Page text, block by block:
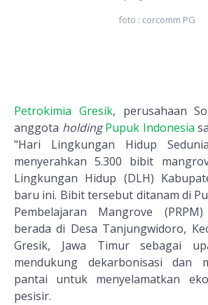
foto : corcomm PG
Petrokimia Gresik, perusahaan
anggota holding Pupuk Indonesia
"Hari Lingkungan Hidup
menyerahkan 5.300 bibit
Lingkungan Hidup (DLH)
baru ini. Bibit tersebut ditanam di
Pembelajaran Mangrove
berada di Desa Tanjungwidoro,
Gresik, Jawa Timur sebagai
mendukung dekarbonisasi dan
pantai untuk menyelamatkan
pesisir.